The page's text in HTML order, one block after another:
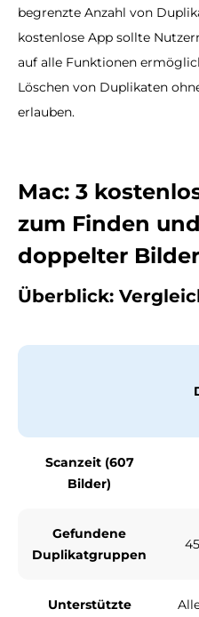
begrenzte Anzahl von
kostenlose App sollte
auf alle Funktionen
Löschen von Duplikaten
erlauben.
Mac: 3
zum Finden
doppelter Bilder
Überblick:
Scanzeit (607
Bilder)
Gefundene
Duplikatgruppen
Unterstützte